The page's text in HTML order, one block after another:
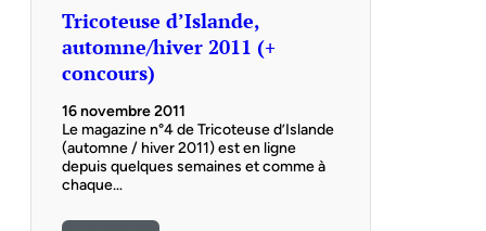
Tricoteuse d’Islande,
automne/hiver 2011 (+
concours)
16 novembre 2011
Le magazine n°4 de Tricoteuse d’Islande
(automne / hiver 2011) est en ligne
depuis quelques semaines et comme à
chaque…